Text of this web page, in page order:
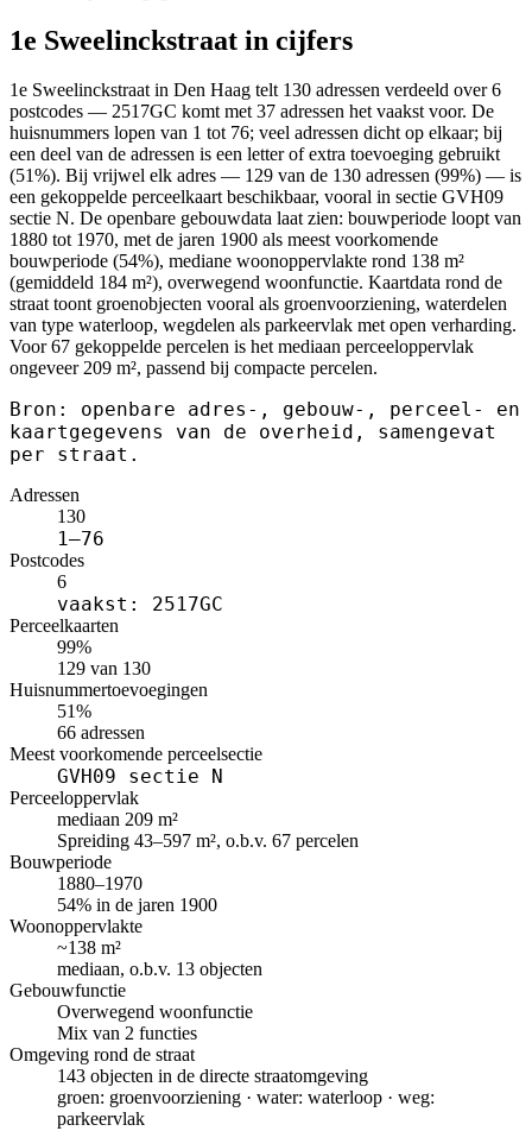
1e Sweelinckstraat in cijfers
1e Sweelinckstraat in Den Haag telt 130 adressen verdeeld over 6
postcodes — 2517GC komt met 37 adressen het vaakst voor. De
huisnummers lopen van 1 tot 76; veel adressen dicht op elkaar; bij
een deel van de adressen is een letter of extra toevoeging gebruikt
(51%). Bij vrijwel elk adres — 129 van de 130 adressen (99%) — is
een gekoppelde perceelkaart beschikbaar, vooral in sectie GVH09
sectie N. De openbare gebouwdata laat zien: bouwperiode loopt van
1880 tot 1970, met de jaren 1900 als meest voorkomende
bouwperiode (54%), mediane woonoppervlakte rond 138 m²
(gemiddeld 184 m²), overwegend woonfunctie. Kaartdata rond de
straat toont groenobjecten vooral als groenvoorziening, waterdelen
van type waterloop, wegdelen als parkeervlak met open verharding.
Voor 67 gekoppelde percelen is het mediaan perceeloppervlak
ongeveer 209 m², passend bij compacte percelen.
Bron: openbare adres-, gebouw-, perceel- en
kaartgegevens van de overheid, samengevat
per straat.
Adressen
130
1–76
Postcodes
6
vaakst: 2517GC
Perceelkaarten
99%
129 van 130
Huisnummertoevoegingen
51%
66 adressen
Meest voorkomende perceelsectie
GVH09 sectie N
Perceeloppervlak
mediaan 209 m²
Spreiding 43–597 m², o.b.v. 67 percelen
Bouwperiode
1880–1970
54% in de jaren 1900
Woonoppervlakte
~138 m²
mediaan, o.b.v. 13 objecten
Gebouwfunctie
Overwegend woonfunctie
Mix van 2 functies
Omgeving rond de straat
143 objecten in de directe straatomgeving
groen: groenvoorziening · water: waterloop · weg:
parkeervlak